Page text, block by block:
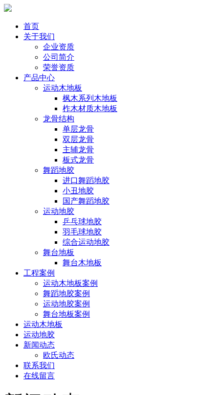
首页
关于我们
企业资质
公司简介
荣誉资质
产品中心
运动木地板
枫木系列木地板
柞木材质木地板
龙骨结构
单层龙骨
双层龙骨
主辅龙骨
板式龙骨
舞蹈地胶
进口舞蹈地胶
小丑地胶
国产舞蹈地胶
运动地胶
乒乓球地胶
羽毛球地胶
综合运动地胶
舞台地板
舞台木地板
工程案例
运动木地板案例
舞蹈地胶案例
运动地胶案例
舞台地板案例
运动木地板
运动地胶
新闻动态
欧氏动态
联系我们
在线留言